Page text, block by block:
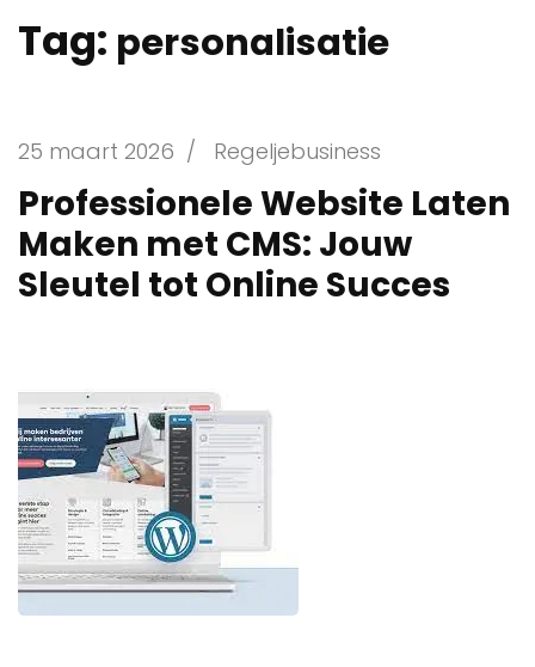
Tag: personalisatie
25 maart 2026 / Regeljebusiness
Professionele Website Laten
Maken met CMS: Jouw
Sleutel tot Online Succes